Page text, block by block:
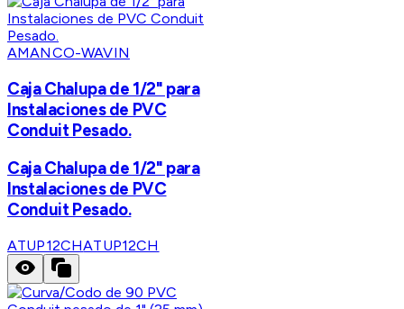
AMANCO-WAVIN
Caja Chalupa de 1/2" para
Instalaciones de PVC
Conduit Pesado.
Caja Chalupa de 1/2" para
Instalaciones de PVC
Conduit Pesado.
ATUP12CHATUP12CH